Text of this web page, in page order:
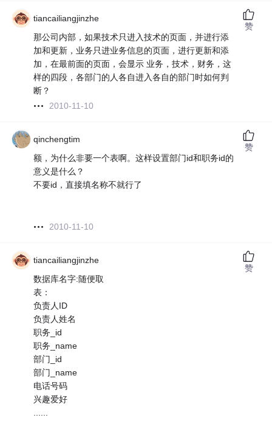
tiancailiangjinzhe
那公司内部，如果技术只进入技术的页面，并进行添
加和更新，业务只进业务信息的页面，进行更新和添
加，在最前面的页面，会显示 业务，技术，财务，这
样的四段，各部门的人各自进入各自的部门时如何判
断？
2010-11-10
赞
qinchengtim
额，为什么非要一个表啊。这样设置部门id和职务id的
意义是什么？
不要id，直接填名称不就行了
2010-11-10
赞
tiancailiangjinzhe
数据库名字:随便取
表：
负责人ID
负责人姓名
职务_id
职务_name
部门_id
部门_name
电话号码
兴趣爱好
......
赞